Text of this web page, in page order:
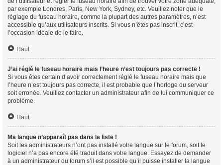
par exemple Londres, Paris, New York, Sydney, etc. Veuillez noter que le
réglage du fuseau horaire, comme la plupart des autres paramètres, n’est
accessible qu’aux utilisateurs inscrits. Si vous n’êtes pas inscrit, c’est
l’occasion idéale de le faire.
Haut
J’ai réglé le fuseau horaire mais l’heure n’est toujours pas correcte !
Si vous êtes certain d’avoir correctement réglé le fuseau horaire mais que
l’heure n’est toujours pas correcte, il est probable que l’horloge du serveur
soit erronée. Veuillez contacter un administrateur afin de lui communiquer ce
problème.
Haut
Ma langue n’apparaît pas dans la liste !
Soit les administrateurs n’ont pas installé votre langue sur le forum, soit le
logiciel n’a pas encore été traduit dans votre langue. Essayez de demander
à un administrateur du forum s’il est possible qu’il puisse installer la langue